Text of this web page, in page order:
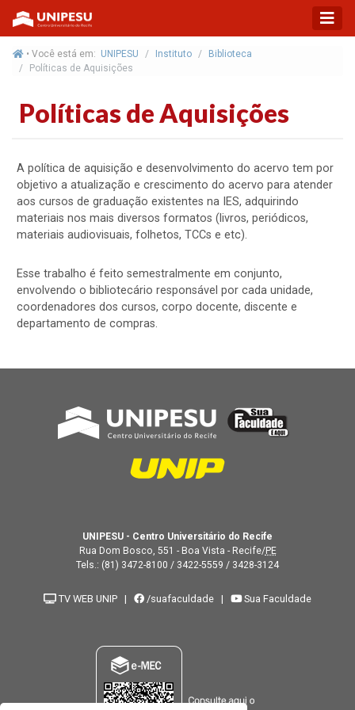
• Você está em: UNIPESU Instituto
Biblioteca
Políticas de Aquisições
Políticas de Aquisições
A política de aquisição e desenvolvimento do acervo tem por
objetivo a atualização e crescimento do acervo para atender
aos cursos de graduação existentes na IES, adquirindo
materiais nos mais diversos formatos (livros, periódicos,
materiais audiovisuais, folhetos, TCCs e etc).
Esse trabalho é feito semestralmente em conjunto,
envolvendo o bibliotecário responsável por cada unidade,
coordenadores dos cursos, corpo docente, discente e
departamento de compras.
UNIPESU - Centro Universitário do Recife
Rua Dom Bosco, 551 - Boa Vista - Recife/PE
Tels.: (81) 3472-8100 / 3422-5559 / 3428-3124
TV WEB UNIP | /suafaculdade | Sua Faculdade